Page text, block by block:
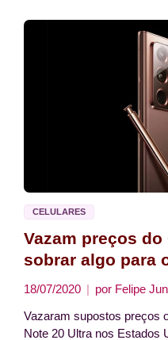
CELULARES
Vazam preços
sobrar algo para
18/07/2020 por Felipe
Vazaram supostos preços
Note 20 Ultra nos Estados